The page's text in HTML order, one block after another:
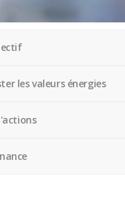
les valeurs énergies